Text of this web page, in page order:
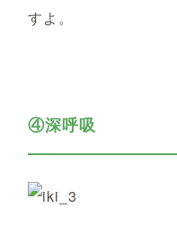
すよ。
④深呼吸